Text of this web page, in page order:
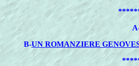
B-UN ROMANZIERE